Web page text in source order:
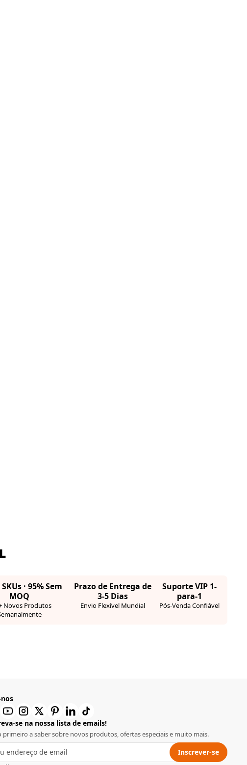
· 95% Sem
MOQ
Novos Produtos
Prazo de Entrega de
3-5 Dias
Envio Flexível Mundial
Suporte VIP 1-
para-1
Pós-Venda Confiável
se na nossa lista de emails!
primeiro a saber sobre novos produtos, ofertas especiais e muito mais.
Inscrever-se